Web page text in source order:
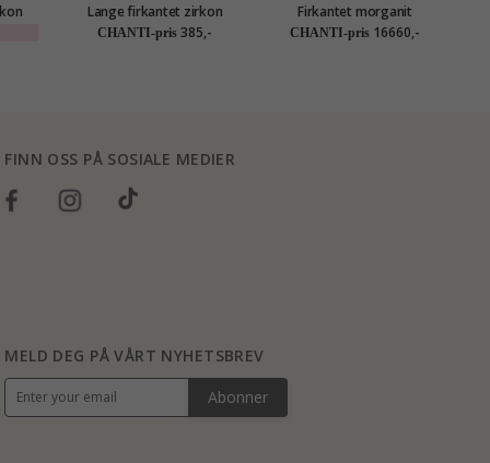
Lange firkantet zirkon
øredobber i forgylt sølv
CHANTI-pris 385,-
Firkantet morganit
diamantøredobb i 14 karat
gull med morganit og
CHANTI-pris 16660,-
FINN OSS PÅ SOSIALE MEDIER
MELD DEG PÅ VÅRT NYHETSBREV
Abonner